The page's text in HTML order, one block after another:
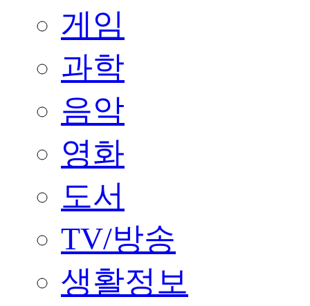
게임
과학
음악
영화
도서
TV/방송
생활정보